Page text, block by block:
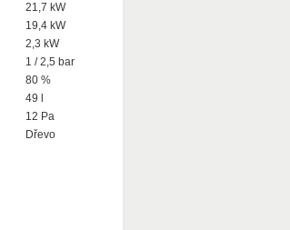
21,7 kW
19,4 kW
2,3 kW
1 / 2,5 bar
80 %
49 l
12 Pa
Dřevo